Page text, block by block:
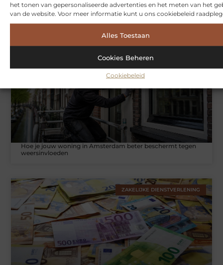
het tonen van gepersonaliseerde advertenties en het meten van het
van de website. Voor meer informatie kunt u ons cookiebeleid
Alles Toestaan
Cookies Beheren
Cookiebeleid
Symbiont360: Innovatieve EMS-training in Utrecht voor een
effectieve workout
Hoe je jouw woning in Amsterdam beter beschermt tegen
weersinvloeden
ZAKELIJKE DIENSTVERLENING